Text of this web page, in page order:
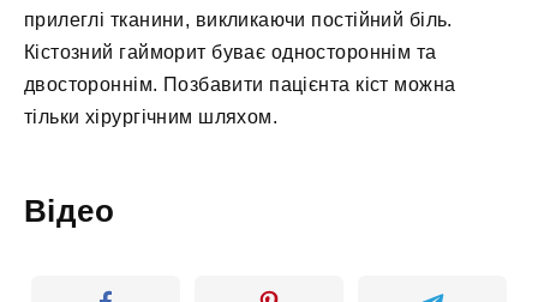
прилеглі тканини, викликаючи постійний біль.
Кістозний гайморит буває одностороннім та
двостороннім. Позбавити пацієнта кіст можна
тільки хірургічним шляхом.
Відео